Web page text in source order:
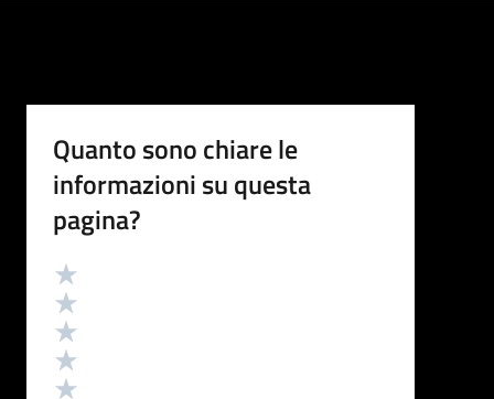
Quanto sono chiare le
informazioni su questa
pagina?
Valutazione